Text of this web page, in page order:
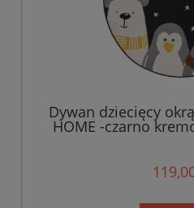
Dywan dziecięcy
HOME -czarno